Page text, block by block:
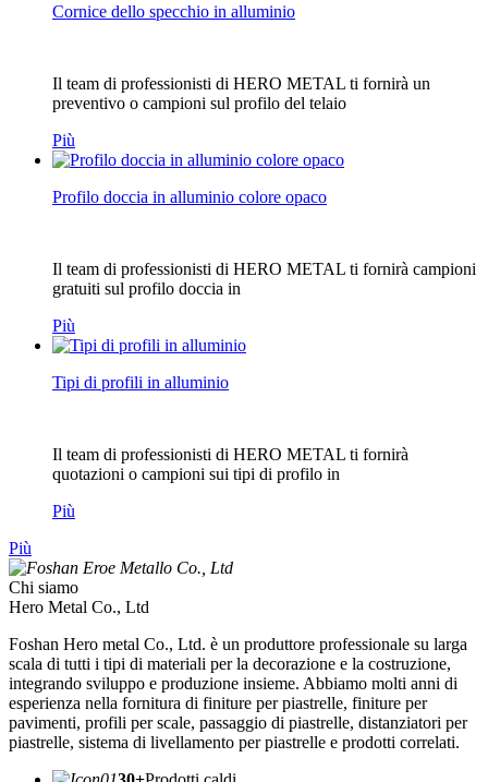
Cornice dello specchio in alluminio
Il team di professionisti di HERO METAL ti fornirà un
preventivo o campioni sul profilo del telaio
Più
Profilo doccia in alluminio colore opaco
Il team di professionisti di HERO METAL ti fornirà campioni
gratuiti sul profilo doccia in
Più
Tipi di profili in alluminio
Il team di professionisti di HERO METAL ti fornirà
quotazioni o campioni sui tipi di profilo in
Più
Più
Chi siamo
Hero Metal Co., Ltd
Foshan Hero metal Co., Ltd. è un produttore professionale su larga
scala di tutti i tipi di materiali per la decorazione e la costruzione,
integrando sviluppo e produzione insieme. Abbiamo molti anni di
esperienza nella fornitura di finiture per piastrelle, finiture per
pavimenti, profili per scale, passaggio di piastrelle, distanziatori per
piastrelle, sistema di livellamento per piastrelle e prodotti correlati.